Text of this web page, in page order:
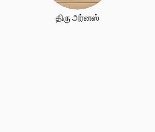
திரு அர்னஸ்